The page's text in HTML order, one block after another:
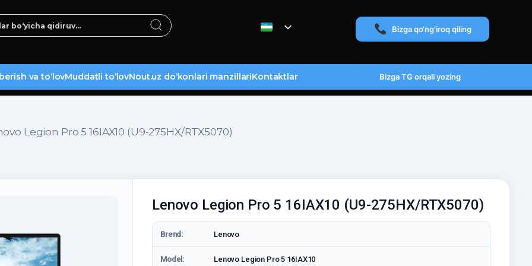
Bizga qo‘ng‘iroq qiling
va to‘lovMuddatli to‘lovNout.uz do‘konlari manzillariKontaktlar Bizga TG orqali yozing
Legion Pro 5 16IAX10 (U9-275HX/RTX5070)
Lenovo Legion Pro 5 16IAX10 (U9-275HX/RTX5070)
Brend: Lenovo
Model: Lenovo Legion Pro 5 16IAX10